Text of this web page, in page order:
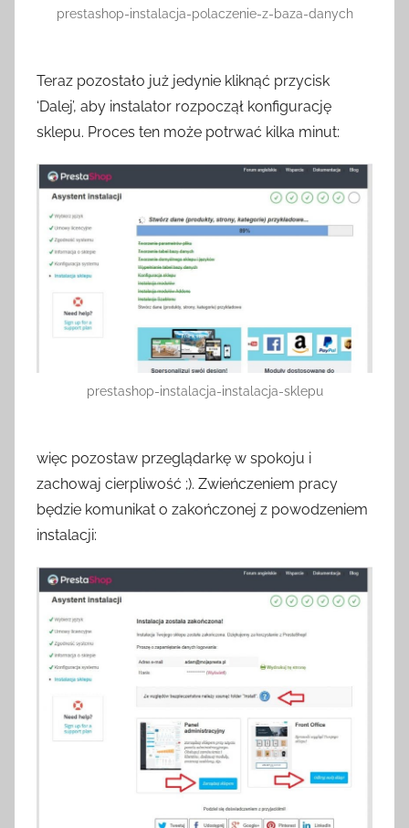
prestashop-instalacja-polaczenie-z-baza-danych
Teraz pozostało już jedynie kliknąć przycisk
‘Dalej’, aby instalator rozpoczął konfigurację
sklepu. Proces ten może potrwać kilka minut:
prestashop-instalacja-instalacja-sklepu
więc pozostaw przeglądarkę w spokoju i
zachowaj cierpliwość ;). Zwieńczeniem pracy
będzie komunikat o zakończonej z powodzeniem
instalacji: